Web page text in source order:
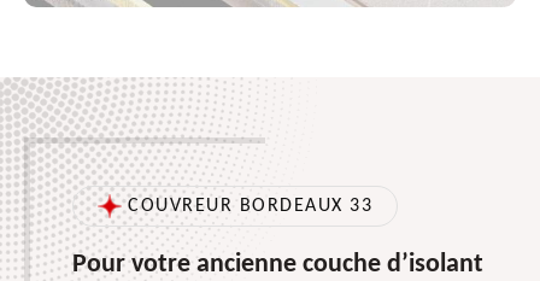
COUVREUR BORDEAUX 33
Pour votre ancienne couche d’isolant